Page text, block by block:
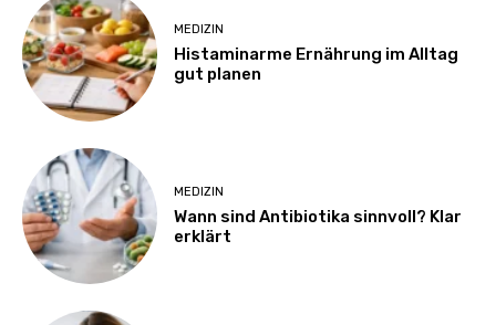
MEDIZIN
Histaminarme Ernährung im Alltag
gut planen
MEDIZIN
Wann sind Antibiotika sinnvoll? Klar
erklärt